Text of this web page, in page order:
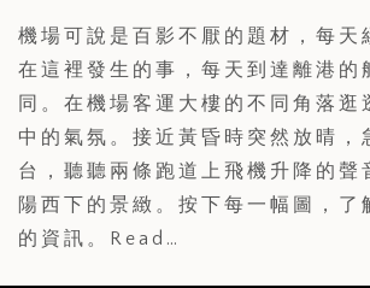
機場可說是百影不厭的題材，每天
在這裡發生的事，每天到達離港的
同。在機場客運大樓的不同角落逛
中的氣氛。接近黃昏時突然放晴，
台，聽聽兩條跑道上飛機升降的聲
陽西下的景緻。按下每一幅圖，了
的資訊。Read…